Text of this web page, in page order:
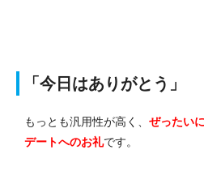
「今日はありがとう」
もっとも汎用性が高く、 ぜったい
デートへのお礼です。